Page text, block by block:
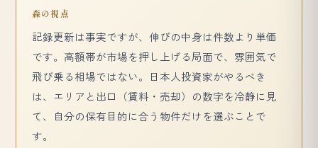
森の視点
記録更新は事実ですが、伸びの中身は件数より単価
です。高額帯が市場を押し上げる局面で、雰囲気で
飛び乗る相場ではない。日本人投資家がやるべき
は、エリアと出口（賃料・売却）の数字を冷静に見
て、自分の保有目的に合う物件だけを選ぶことで
す。